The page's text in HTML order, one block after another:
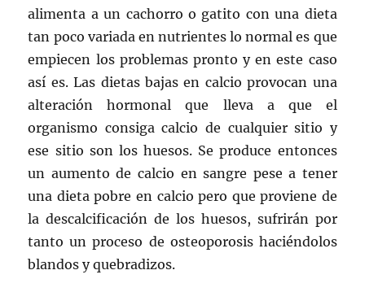
alimenta a un cachorro o gatito con una dieta
tan poco variada en nutrientes lo normal es que
empiecen los problemas pronto y en este caso
así es. Las dietas bajas en calcio provocan una
alteración hormonal que lleva a que el
organismo consiga calcio de cualquier sitio y
ese sitio son los huesos. Se produce entonces
un aumento de calcio en sangre pese a tener
una dieta pobre en calcio pero que proviene de
la descalcificación de los huesos, sufrirán por
tanto un proceso de osteoporosis haciéndolos
blandos y quebradizos.